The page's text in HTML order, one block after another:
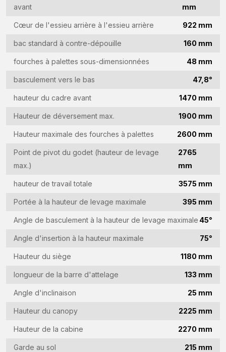
avant
mm
Cœur de l'essieu arrière à l'essieu arrière 922 mm
bac standard à contre-dépouille 160 mm
fourches à palettes sous-dimensionnées 48 mm
basculement vers le bas 47,8°
hauteur du cadre avant 1470 mm
Hauteur de déversement max. 1900 mm
Hauteur maximale des fourches à palettes 2600 mm
Point de pivot du godet (hauteur de levage
max.)
2765
mm
hauteur de travail totale 3575 mm
Portée à la hauteur de levage maximale 395 mm
Angle de basculement à la hauteur de levage maximale 45°
Angle d'insertion à la hauteur maximale 75°
Hauteur du siège 1180 mm
longueur de la barre d'attelage 133 mm
Angle d'inclinaison 25 mm
Hauteur du canopy 2225 mm
Hauteur de la cabine 2270 mm
Garde au sol 215 mm
Demande d'information
Intéressé par cette machine ? Contactez-nous via ce
formulaire.
Nom
(Required)
Nom
(Required)
mail
(Required)
Numéro
téléphone
(Required)
Vraag
(Required)
CAPTCHA